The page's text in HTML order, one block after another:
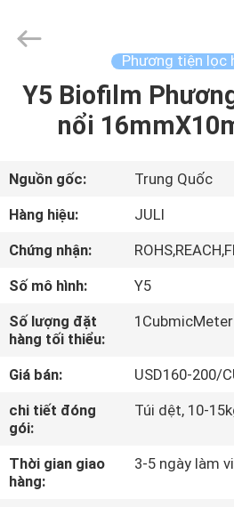
NHÀ
PHẨM
VỀ
TÔI
CHUYẾN
THAM
QUAN
MÁY
Tongxiang
LuoX
Rights
Reserved.
Phương tiện lọc
Y5 Biofilm
nổi
Nguồn gốc:
Trung Quốc
Hàng hiệu:
JULI
Chứng nhận:
Số mô hình:
Y5
Số lượng đặt
hàng tối thiểu:
1CubmicMeter
Giá bán:
USD160-200/
chi tiết đóng
gói:
Túi dệt, 10-
Thời gian giao
hàng:
3-5 ngày làm